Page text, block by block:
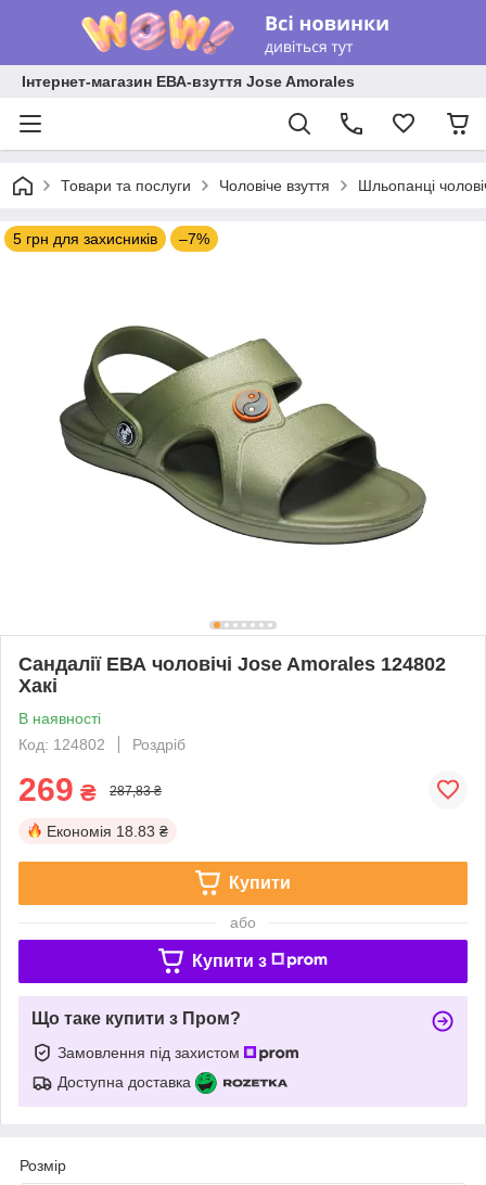
Інтернет-магазин ЕВА-взуття Jose Amorales
Товари та послуги Чоловіче взуття Шльопанці
5 грн для захисників –7%
Сандалії ЕВА чоловічі Jose Amorales 124802
Хакі
В наявності
Код: 124802
Роздріб
269 ₴ 287,83 ₴
Економія 18.83 ₴
Купити
або
Купити з
Що таке купити з Пром?
Замовлення під захистом
Доступна доставка
Розмір